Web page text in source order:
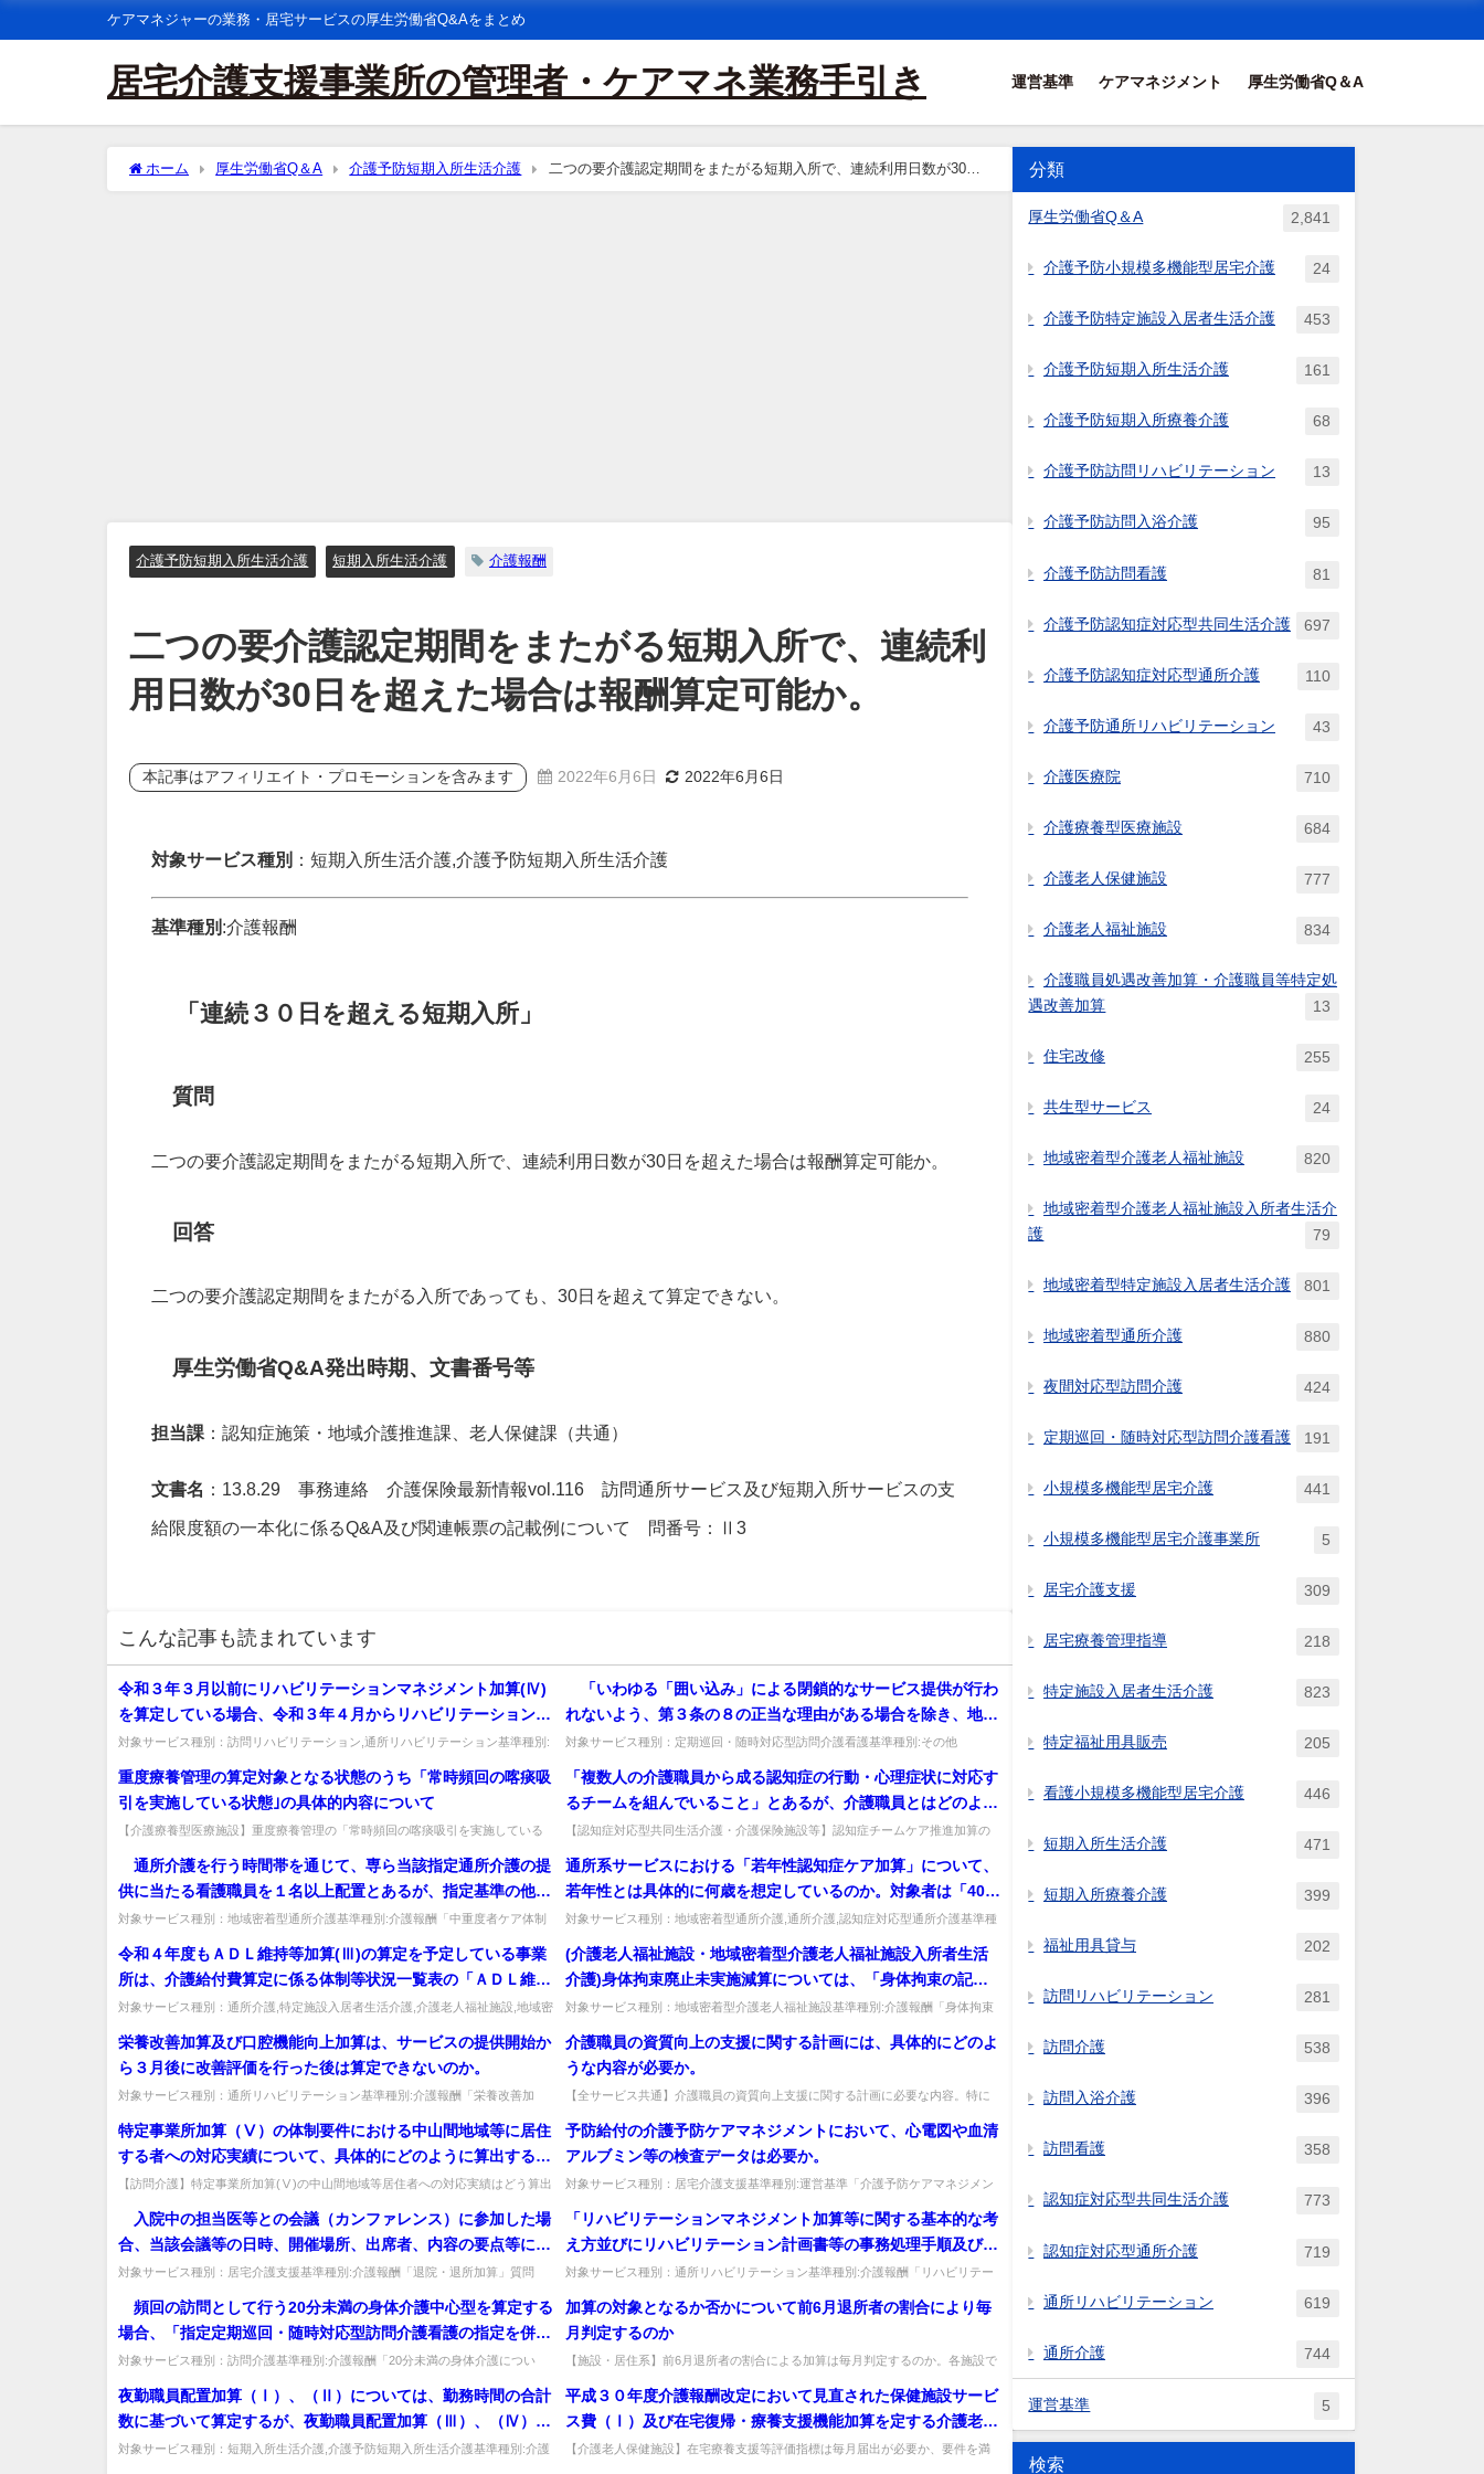
ケアマネジャーの業務・居宅サービスの厚生労働省Q&Aをまとめ
居宅介護支援事業所の管理者・ケアマネ業務手引き 運営基準 ケアマネジメント 厚生労働省Q＆A
ホーム 厚生労働省Q＆A 介護予防短期入所生活介護
二つの要介護認定期間をまたがる短期入所で、連続利用日数が30日
を超えた場合は報酬算定可能か。
介護予防短期入所生活介護 短期入所生活介護 介護報酬
二つの要介護認定期間をまたがる短期入所で、連続利
用日数が30日を超えた場合は報酬算定可能か。
本記事はアフィリエイト・プロモーションを含みます 2022年6月6日 2022年6月6日
対象サービス種別 ：短期入所生活介護,介護予防短期入所生活介護
基準種別 :介護報酬
「連続３０日を超える短期入所」
質問
二つの要介護認定期間をまたがる短期入所で、連続利用日数が30日を超えた場合は報酬算定可能か。
回答
二つの要介護認定期間をまたがる入所であっても、30日を超えて算定できない。
厚生労働省Q&A発出時期、文書番号等
担当課 ：認知症施策・地域介護推進課、老人保健課（共通）
文書名 ：13.8.29 事務連絡 介護保険最新情報vol.116 訪問通所サービス及び短期入所サービスの支
給限度額の一本化に係るQ&A及び関連帳票の記載例について 問番号：Ⅱ3
こんな記事も読まれています
令和３年３月以前にリハビリテーションマネジメント加算(Ⅳ)
を算定している場合、令和３年４月からリハビリテーションマ
ネジメント加算(Ａ)ロ又は(Ｂ)ロの算定の開始が可能か。
対象サービス種別：訪問リハビリテーション,通所リハビリテーション基準種別:
「いわゆる「囲い込み」による閉鎖的なサービス提供が行わ
れないよう、第３条の８の正当な理由がある場合を除き、地域
包括ケア推進の観点から地域の要介護者にもサービス提供を行
わなければならない」ことされているが、地域の要介護者から
の利用申込みがないような場合はどうか
対象サービス種別：定期巡回・随時対応型訪問介護看護基準種別:その他
閉...
重度療養管理の算定対象となる状態のうち「常時頻回の喀痰吸
引を実施している状態｣の具体的内容について
【介護療養型医療施設】重度療養管理の「常時頻回の喀痰吸引を実施している
「複数人の介護職員から成る認知症の行動・心理症状に対応す
るチームを組んでいること」とあるが、介護職員とはどのよう
な者を指すか。
【認知症対応型共同生活介護・介護保険施設等】認知症チームケア推進加算の
通所介護を行う時間帯を通じて、専ら当該指定通所介護の提
供に当たる看護職員を１名以上配置とあるが、指定基準の他に
配置する必要があるのか。
対象サービス種別：地域密着型通所介護基準種別:介護報酬「中重度者ケア体制
通所系サービスにおける「若年性認知症ケア加算」について、
若年性とは具体的に何歳を想定しているのか。対象者は「40歳
以上65歳未満」のみが基本と考えるがよろしいか。64歳で受
けた要介護認定の有効期間中は65歳であっても、加算の対象と
なるのか。
対象サービス種別：地域密着型通所介護,通所介護,認知症対応型通所介護基準種
令和４年度もＡＤＬ維持等加算(Ⅲ)の算定を予定している事業
所は、介護給付費算定に係る体制等状況一覧表の「ＡＤＬ維持
等加算〔申出〕の有無」が「２ あり」、「ＡＤＬ維持等加算
Ⅲ」が「２ あり」という記載することで良いか。
対象サービス種別：通所介護,特定施設入居者生活介護,介護老人福祉施設,地域密
(介護老人福祉施設・地域密着型介護老人福祉施設入所者生活
介護)身体拘束廃止未実施減算については、「身体拘束の記録
を行っていない事実が生じた場合、速やかに改善計画を市町村
長に提出した後、事実が生じた月から3ヵ月後に改善計画に基
づく改善状況を市町村長に報告することとし、事実が生じた月
の翌月から改善が認められた月までの間について減算する」こ
ととされているが、施設監査に行った際に身体拘束に係る記録
を行っていないことを発見した場合、いつからいつまでが減算
となるのか。また、平成18年4月前の身体拘束について記録を
行っていなかった場合は、減算の対象となるのか。 ・身体拘
束の記録を行っていなかった日：平成18年4月2日 ・記録を行
っていなかったことを発見した日：平成18年7月1日 ・改善計
対象サービス種別：地域密着型介護老人福祉施設基準種別:介護報酬「身体拘束
栄養改善加算及び口腔機能向上加算は、サービスの提供開始か
ら３月後に改善評価を行った後は算定できないのか。
対象サービス種別：通所リハビリテーション基準種別:介護報酬「栄養改善加
介護職員の資質向上の支援に関する計画には、具体的にどのよ
うな内容が必要か。
【全サービス共通】介護職員の資質向上支援に関する計画に必要な内容。特に
特定事業所加算（Ⅴ）の体制要件における中山間地域等に居住
する者への対応実績について、具体的にどのように算出するの
か。
【訪問介護】特定事業所加算(Ⅴ)の中山間地域等居住者への対応実績はどう算出
予防給付の介護予防ケアマネジメントにおいて、心電図や血清
アルブミン等の検査データは必要か。
対象サービス種別：居宅介護支援基準種別:運営基準「介護予防ケアマネジメン
入院中の担当医等との会議（カンファレンス）に参加した場
合、当該会議等の日時、開催場所、出席者、内容の要点等につ
いて記録し、『利用者又は家族に提供した文書の写し』を添付
することになっているが、この文書の写しとは診療報酬の退院
時共同指導料算定方法でいう「病院の医師や看護師等と共同で
退院後の在宅療養について指導を行い、患者に情報提供した文
書」を指すと解釈してよいか。
対象サービス種別：居宅介護支援基準種別:介護報酬「退院・退所加算」質問
「リハビリテーションマネジメント加算等に関する基本的な考
え方並びにリハビリテーション計画書等の事務処理手順及び様
式例の提示について」に示されたリハビリテーション計画書の
様式について、所定の様式を活用しないとリハビリテーション
マネジメント加算や移行支援加算等を算定することができない
のか。 ※令和3年度介護報酬改定に関するQ&A（vol.2）（令
和3年3月23日）問6で修正。
対象サービス種別：通所リハビリテーション基準種別:介護報酬「リハビリテー
頻回の訪問として行う20分未満の身体介護中心型を算定する
場合、「指定定期巡回・随時対応型訪問介護看護の指定を併せ
て受ける計画を策定しなければならない。」とあるが、所在地
の市区町村が定期巡回・随時対応型訪問介護看護の指定につい
て公募制度を採用している場合、要件を満たすことができる
対象サービス種別：訪問介護基準種別:介護報酬「20分未満の身体介護につい
加算の対象となるか否かについて前6月退所者の割合により毎
月判定するのか
【施設・居住系】前6月退所者の割合による加算は毎月判定するのか。各施設で
夜勤職員配置加算（Ⅰ）、（Ⅱ）については、勤務時間の合計
数に基づいて算定するが、夜勤職員配置加算（Ⅲ）、（Ⅳ）の
場合も同様に考えてよいか。
対象サービス種別：短期入所生活介護,介護予防短期入所生活介護基準種別:介護
平成３０年度介護報酬改定において見直された保健施設サービ
ス費（Ⅰ）及び在宅復帰・療養支援機能加算を定する介護老人
保健施設における在宅療養支援等評価指標の要件については、
【介護老人保健施設】在宅療養支援等評価指標は毎月届出が必要か、要件を満
分類
厚生労働省Q＆A 2,841
介護予防小規模多機能型居宅介護 24
介護予防特定施設入居者生活介護 453
介護予防短期入所生活介護 161
介護予防短期入所療養介護 68
介護予防訪問リハビリテーション 13
介護予防訪問入浴介護 95
介護予防訪問看護 81
介護予防認知症対応型共同生活介護 697
介護予防認知症対応型通所介護 110
介護予防通所リハビリテーション 43
介護医療院 710
介護療養型医療施設 684
介護老人保健施設 777
介護老人福祉施設 834
介護職員処遇改善加算・介護職員等特定処
遇改善加算
13
住宅改修 255
共生型サービス 24
地域密着型介護老人福祉施設 820
地域密着型介護老人福祉施設入所者生活介
護
79
地域密着型特定施設入居者生活介護 801
地域密着型通所介護 880
夜間対応型訪問介護 424
定期巡回・随時対応型訪問介護看護 191
小規模多機能型居宅介護 441
小規模多機能型居宅介護事業所 5
居宅介護支援 309
居宅療養管理指導 218
特定施設入居者生活介護 823
特定福祉用具販売 205
看護小規模多機能型居宅介護 446
短期入所生活介護 471
短期入所療養介護 399
福祉用具貸与 202
訪問リハビリテーション 281
訪問介護 538
訪問入浴介護 396
訪問看護 358
認知症対応型共同生活介護 773
認知症対応型通所介護 719
通所リハビリテーション 619
通所介護 744
運営基準 5
検索